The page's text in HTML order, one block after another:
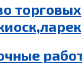
торговых